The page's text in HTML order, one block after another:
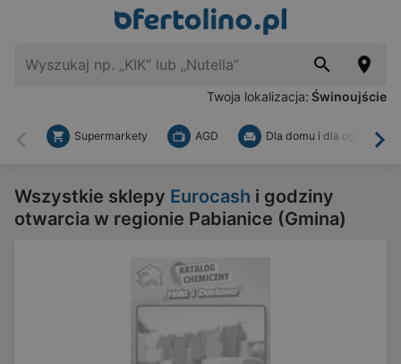
Twoja lokalizacja: Świnoujście
Wstecz
Supermarkety AGD Dla domu i dla ogrodu
Wszystkie sklepy Eurocash i godziny
otwarcia w regionie Pabianice (Gmina)